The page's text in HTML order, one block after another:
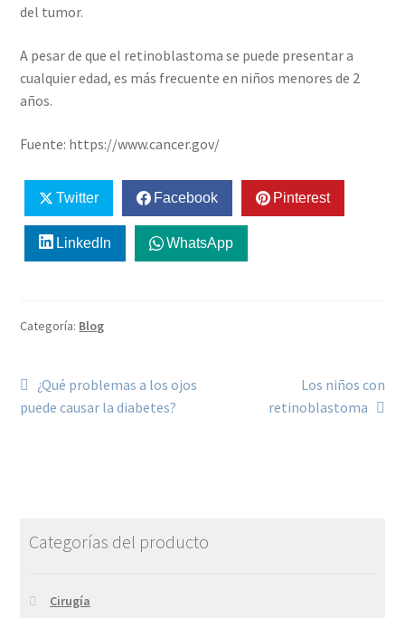
del tumor.
A pesar de que el retinoblastoma se puede presentar a
cualquier edad, es más frecuente en niños menores de 2
años.
Fuente: https://www.cancer.gov/
Twitter Facebook Pinterest
LinkedIn WhatsApp
Categoría: Blog
¿Qué problemas a los ojos
puede causar la diabetes?
Los niños con
retinoblastoma
Categorías del producto
Cirugía